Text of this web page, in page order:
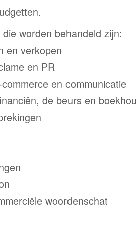
worden behandeld zijn:
en verkopen
en PR
en communicatie
de beurs en
woordenschat